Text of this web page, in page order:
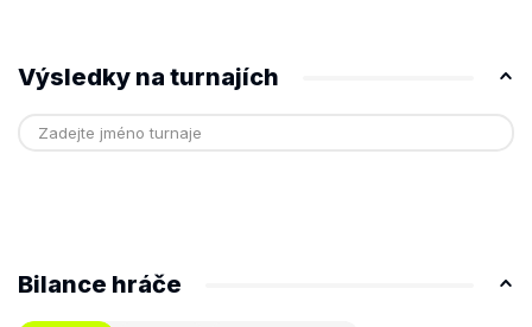
Výsledky na turnajích
Bilance hráče